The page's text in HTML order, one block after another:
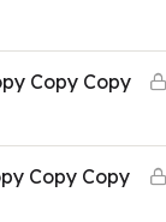
Copy Copy
Copy Copy